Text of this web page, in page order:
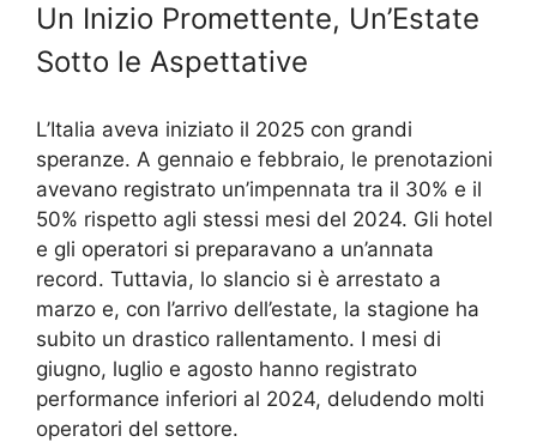
Un Inizio Promettente, Un’Estate
Sotto le Aspettative
L’Italia aveva iniziato il 2025 con grandi
speranze. A gennaio e febbraio, le prenotazioni
avevano registrato un’impennata tra il 30% e il
50% rispetto agli stessi mesi del 2024. Gli hotel
e gli operatori si preparavano a un’annata
record. Tuttavia, lo slancio si è arrestato a
marzo e, con l’arrivo dell’estate, la stagione ha
subito un drastico rallentamento. I mesi di
giugno, luglio e agosto hanno registrato
performance inferiori al 2024, deludendo molti
operatori del settore.